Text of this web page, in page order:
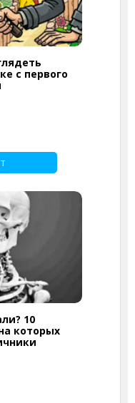
с первого
10
которых